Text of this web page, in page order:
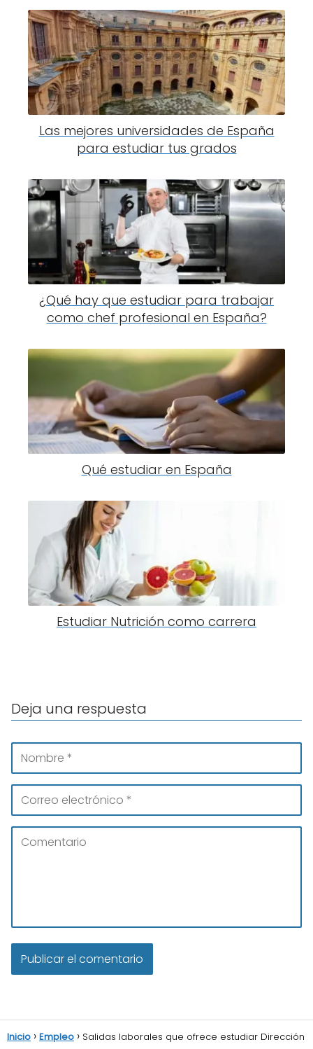
Las mejores universidades de España
para estudiar tus grados
¿Qué hay que estudiar para trabajar
como chef profesional en España?
Qué estudiar en España
Estudiar Nutrición como carrera
Deja una respuesta
Inicio Empleo
Salidas laborales que ofrece estudiar Dirección